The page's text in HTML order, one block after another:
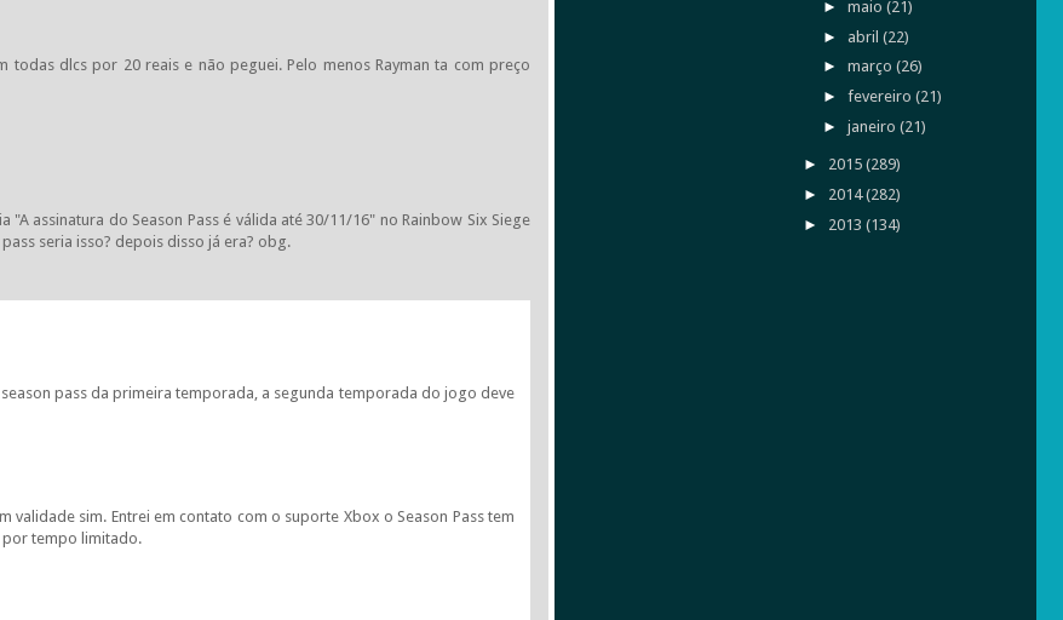
todas dlcs por 20 reais e não peguei. Pelo menos Rayman ta com preço
assinatura do Season Pass é válida até 30/11/16" no Rainbow Six Siege
seria isso? depois disso já era? obg.
pass da primeira temporada, a segunda temporada do jogo deve
validade sim. Entrei em contato com o suporte Xbox o Season Pass tem
por tempo limitado.
► maio (21)
► abril (22)
► março (26)
► fevereiro (21)
► janeiro (21)
► 2015(289)
► 2014(282)
► 2013(134)